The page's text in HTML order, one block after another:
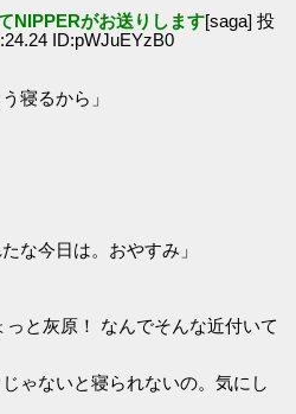
NIPPERがお送りします[saga] 投
ID:pWJuEYzB0
寝るから」
な今日は。おやすみ」
と灰原！ なんでそんな近付いて
ゃないと寝られないの。気にし